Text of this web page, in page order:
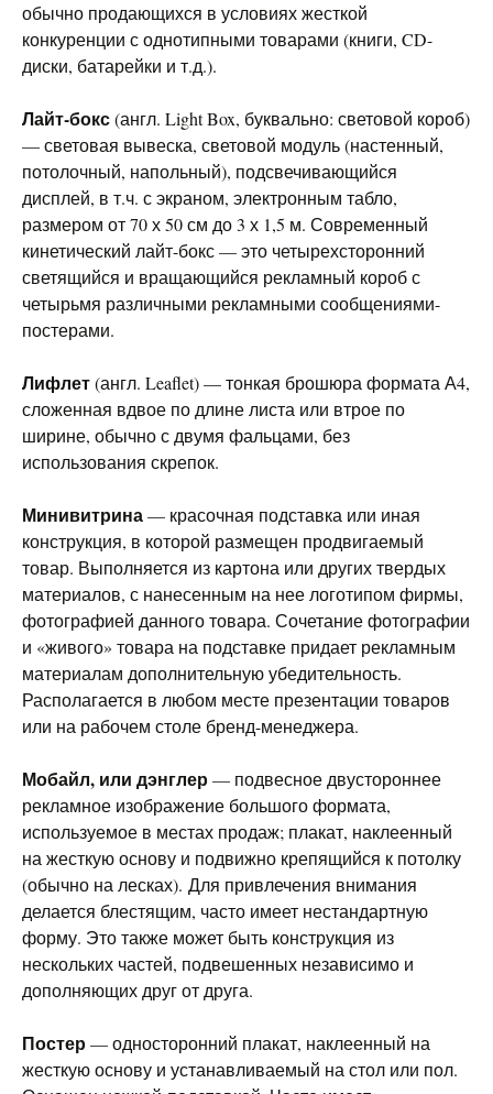
обычно продающихся в условиях жесткой
конкуренции с однотипными товарами (книги, CD-
диски, батарейки и т.д.).
Лайт-бокс(англ. Light Box, буквально: световой короб)
— световая вывеска, световой модуль (настенный,
потолочный, напольный), подсвечивающийся
дисплей, в т.ч. с экраном, электронным табло,
размером от 70 х 50 см до 3 х 1,5 м. Современный
кинетический лайт-бокс — это четырехсторонний
светящийся и вращающийся рекламный короб с
четырьмя различными рекламными сообщениями-
постерами.
Лифлет(англ. Leaflet) — тонкая брошюра формата А4,
сложенная вдвое по длине листа или втрое по
ширине, обычно с двумя фальцами, без
использования скрепок.
Минивитрина— красочная подставка или иная
конструкция, в которой размещен продвигаемый
товар. Выполняется из картона или других твердых
материалов, с нанесенным на нее логотипом фирмы,
фотографией данного товара. Сочетание фотографии
и «живого» товара на подставке придает рекламным
материалам дополнительную убедительность.
Располагается в любом месте презентации товаров
или на рабочем столе бренд-менеджера.
Мобайл, или дэнглер — подвесное двустороннее
рекламное изображение большого формата,
используемое в местах продаж; плакат, наклеенный
на жесткую основу и подвижно крепящийся к потолку
(обычно на лесках). Для привлечения внимания
делается блестящим, часто имеет нестандартную
форму. Это также может быть конструкция из
нескольких частей, подвешенных независимо и
дополняющих друг от друга.
Постер — односторонний плакат, наклеенный на
жесткую основу и устанавливаемый на стол или пол.